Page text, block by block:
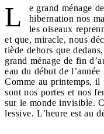
L
e grand ménage
hibernation nos
les oiseaux
et que, miracle, nous
tiède dehors que
grand ménage de fin
eau du début de
Comme au printemps,
sont nos portes et nos
sur le monde invisible.
lessive. L’heure est au